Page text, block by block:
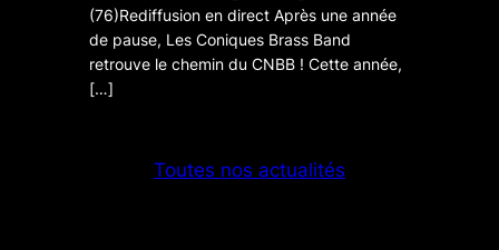
(76)Rediffusion en direct Après une année
de pause, Les Coniques Brass Band
retrouve le chemin du CNBB ! Cette année,
[…]
Toutes nos actualités